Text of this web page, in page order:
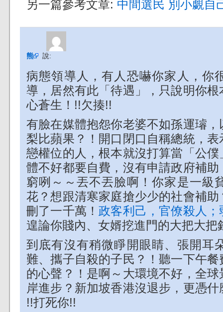
另一篇參考文章: 中間選民 別小覷自
熊 說:
病態領導人，有人恐嚇你家人，你
導，居然有此「待遇」，只說明你
心蒼生！!!欠揍!!
有臉在媒體抱怨你老婆不如孫運璿
梨比蘋果？！開口閉口自稱總統，
戀權位的人，根本就沒打算當「公
體不好都要自費，沒有申請政府補
窮咧～～丟不丟臉啊！你家是一級
花？想跟清寒家庭搶少少的社會補
刪了一千萬！政客利己，官僚殺人
遑論你賤內、女婿挖進門的大把大把
到底有沒有稍微睜開眼睛、張開耳
難、攜子自殺的子民？！聽一下午
的心聲？！是啊～大環境不好，全
岸進步？新加坡香港沒退步，更憑
!!打死你!!